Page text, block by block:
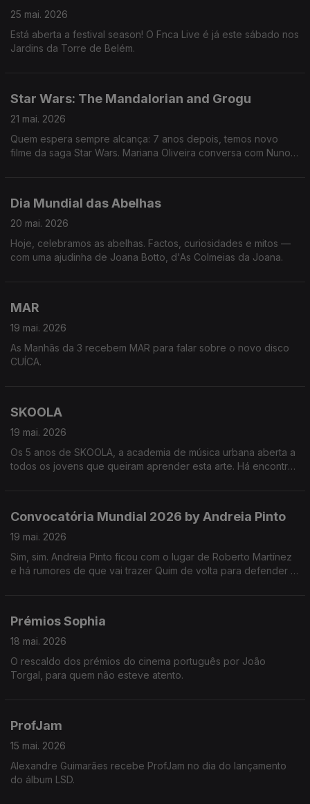
25 mai. 2026
Está aberta a festival season! O Fnca Live é já este sábado nos
Jardins da Torre de Belém.
Star Wars: The Mandalorian and Grogu
21 mai. 2026
Quem espera sempre alcança: 7 anos depois, temos novo
filme da saga Star Wars. Mariana Oliveira conversa com Nuno
Dia Mundial das Abelhas
20 mai. 2026
Hoje, celebramos as abelhas. Factos, curiosidades e mitos —
com uma ajudinha de Joana Botto, d'As Colmeias da Joana.
MAR
19 mai. 2026
As Manhãs da 3 recebem MAR para falar sobre o novo disco
CUÍCA.
SKOOLA
19 mai. 2026
Os 5 anos de SKOOLA, a academia de música urbana aberta a
todos os jovens que queiram aprender esta arte. Há encontro
Convocatória Mundial 2026 by Andreia Pinto
19 mai. 2026
Sim, sim. Andreia Pinto ficou com o lugar de Roberto Martínez
e há rumores de que vai trazer Quim de volta para defender a
Prémios Sophia
18 mai. 2026
O rescaldo dos prémios do cinema português por João
Torgal, para quem não esteve atento.
ProfJam
15 mai. 2026
Alexandre Guimarães recebe ProfJam no dia do lançamento
do álbum LSD.